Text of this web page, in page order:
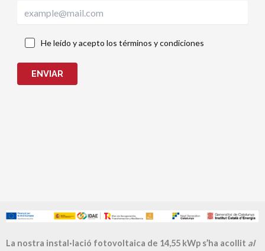
He leído y acepto los términos y condiciones
ENVIAR
La nostra instal·lació fotovoltaica de 14,55 kWp s’ha acollit al